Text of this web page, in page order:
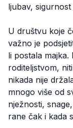
ljubav,
U društvu koje
važno je
li postala majka.
roditeljstvom,
nikada nije
mnogo više od
nježnosti,
rane čak i kada